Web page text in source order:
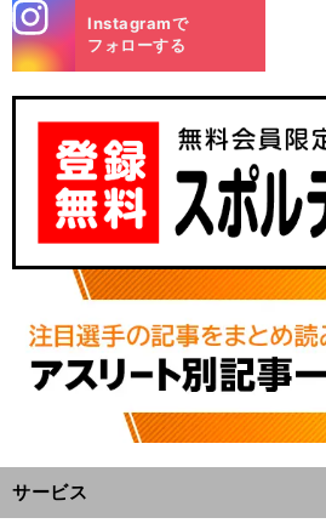
m
Instagramで
フォローする
サービス